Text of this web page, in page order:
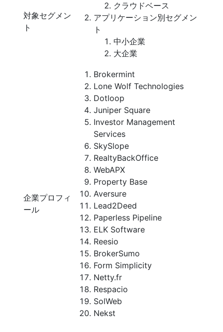
対象セグメン
ト
クラウドベース
アプリケーション別セグメン
ト
中小企業
大企業
企業プロフィ
ール
Brokermint
Lone Wolf Technologies
Dotloop
Juniper Square
Investor Management
Services
SkySlope
RealtyBackOffice
WebAPX
Property Base
Aversure
Lead2Deed
Paperless Pipeline
ELK Software
Reesio
BrokerSumo
Form Simplicity
Netty.fr
Respacio
SolWeb
Nekst